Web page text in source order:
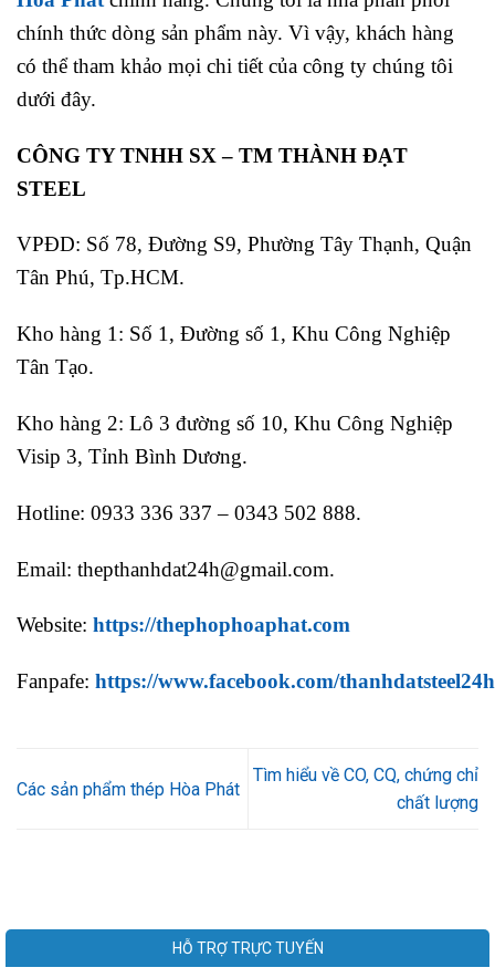
chính thức dòng sản phẩm này. Vì vậy, khách hàng
có thể tham khảo mọi chi tiết của công ty chúng tôi
dưới đây.
CÔNG TY TNHH SX – TM THÀNH ĐẠT
STEEL
VPĐD: Số 78, Đường S9, Phường Tây Thạnh, Quận
Tân Phú, Tp.HCM.
Kho hàng 1: Số 1, Đường số 1, Khu Công Nghiệp
Tân Tạo.
Kho hàng 2: Lô 3 đường số 10, Khu Công Nghiệp
Visip 3, Tỉnh Bình Dương.
Hotline: 0933 336 337 – 0343 502 888.
Email: thepthanhdat24h@gmail.com.
Website: https://thephophoaphat.com
Fanpafe: https://www.facebook.com/
Các sản phẩm thép Hòa Phát
Tìm hiểu về CO, CQ, chứng chỉ
chất lượng
HỖ TRỢ TRỰC TUYẾN